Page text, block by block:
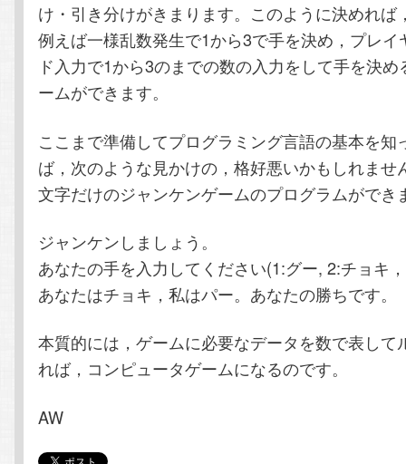
け・引き分けがきまります。このように決めれば
例えば一様乱数発生で1から3で手を決め，プレイ
ド入力で1から3のまでの数の入力をして手を決
ームができます。
ここまで準備してプログラミング言語の基本を知
ば，次のような見かけの，格好悪いかもしれませ
文字だけのジャンケンゲームのプログラムができ
ジャンケンしましょう。
あなたの手を入力してください(1:グー, 2:チョキ
あなたはチョキ，私はパー。あなたの勝ちです。
本質的には，ゲームに必要なデータを数で表して
れば，コンピュータゲームになるのです。
AW